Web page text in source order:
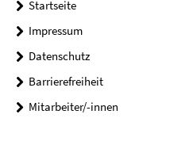
Startseite
Impressum
Datenschutz
Barrierefreiheit
Mitarbeiter/-innen